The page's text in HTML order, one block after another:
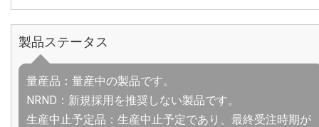
製品ステータス
量産品：量産中の製品です。
NRND：新規採用を推奨しない製品です。
生産中止予定品：生産中止予定であり、最終受注時期が